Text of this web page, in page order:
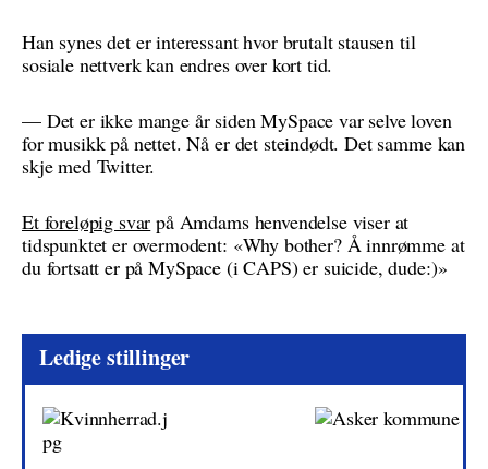
Han synes det er interessant hvor brutalt stausen til
sosiale nettverk kan endres over kort tid.
— Det er ikke mange år siden MySpace var selve loven
for musikk på nettet. Nå er det steindødt. Det samme kan
skje med Twitter.
Et foreløpig svar på Amdams henvendelse viser at
tidspunktet er overmodent: «Why bother? Å innrømme at
du fortsatt er på MySpace (i CAPS) er suicide, dude:)»
Ledige stillinger